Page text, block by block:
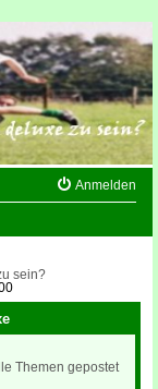
Anmelden
sein?
Themen gepostet